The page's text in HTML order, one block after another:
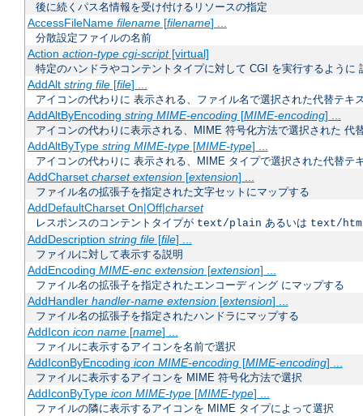
後に続くパス名情報を受け付けるリソースの指定
AccessFileName filename[filename] ...
分散設定ファイルの名前
Action action-type cgi-script[virtual]
特定のハンドラやコンテントタイプに対して CGI を実行するように
AddAlt string file[file] ...
アイコンの代わりに 表示される、ファイル名で選択された代替テキ
AddAltByEncoding string MIME-encoding[MIME-encoding] ...
アイコンの代わりに表示される、MIME 符号化方法で選択された 代
AddAltByType string MIME-type[MIME-type] ...
アイコンの代わりに 表示される、MIME タイプで選択された代替テ
AddCharset charset extension[extension] ...
ファイル名の拡張子を指定された文字セットにマップする
AddDefaultCharset On|Off|charset
レスポンスのコンテントタイプが text/plain あるいは text/
AddDescription string file[file] ...
ファイルに対して表示する説明
AddEncoding MIME-enc extension[extension] ...
ファイル名の拡張子を指定されたエンコーディング にマップする
AddHandler handler-name extension[extension] ...
ファイル名の拡張子を指定されたハンドラにマップする
AddIcon icon name[name] ...
ファイルに表示するアイコンを名前で選択
AddIconByEncoding icon MIME-encoding[MIME-encoding] ...
ファイルに表示するアイコンを MIME 符号化方法で選択
AddIconByType icon MIME-type[MIME-type] ...
ファイルの隣に表示するアイコンを MIME タイプによって選択